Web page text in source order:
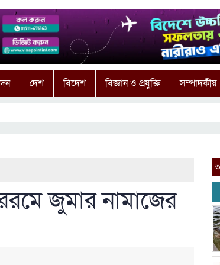
দেশ বিদেশ বিজ্ঞান ও প্রযুক্তি সম্পাদকীয়
জুমার নামাজের